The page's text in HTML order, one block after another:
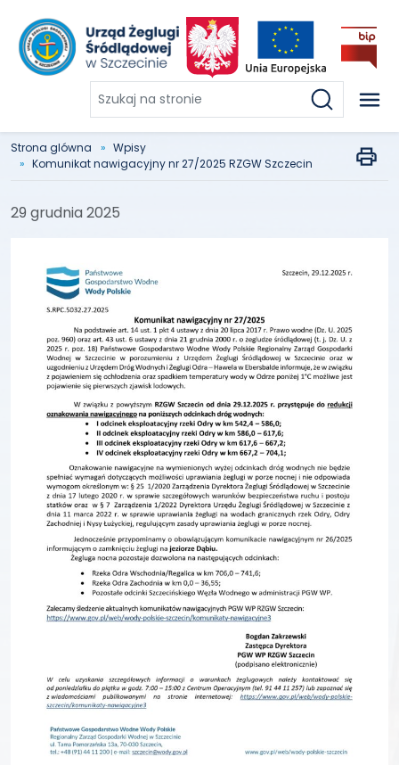
Szukaj
na
stronie
Strona glówna
Wpisy
Komunikat nawigacyjny nr 27/2025 RZGW Szczecin
29 grudnia 2025